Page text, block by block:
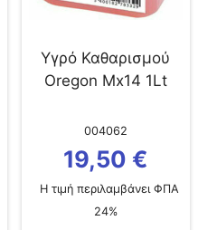
Υγρό Καθαρισμού
Oregon Mx14 1Lt
004062
19,50 €
Η τιμή περιλαμβάνει ΦΠΑ
24%